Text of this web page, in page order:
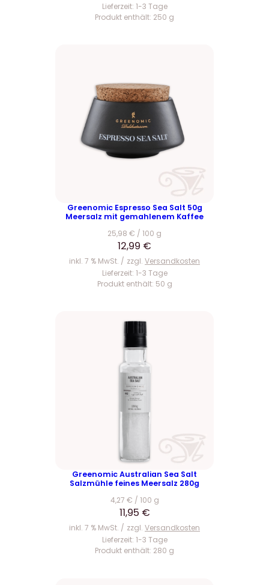
Lieferzeit: 1-3 Tage
Produkt enthält: 250 g
Greenomic Espresso Sea Salt 50g
Meersalz mit gemahlenem Kaffee
25,98 € / 100 g
12,99 €
inkl. 7 % MwSt. zzgl. Versandkosten
Lieferzeit: 1-3 Tage
Produkt enthält: 50 g
Greenomic Australian Sea Salt
Salzmühle feines Meersalz 280g
4,27 € / 100 g
11,95 €
inkl. 7 % MwSt. zzgl. Versandkosten
Lieferzeit: 1-3 Tage
Produkt enthält: 280 g